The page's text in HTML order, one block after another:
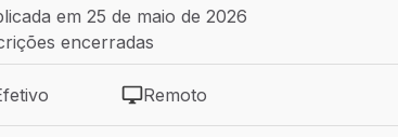
em 25 de maio de 2026
encerradas
de vaga: EfetivoModelo de trabalho: Remoto
Remoto